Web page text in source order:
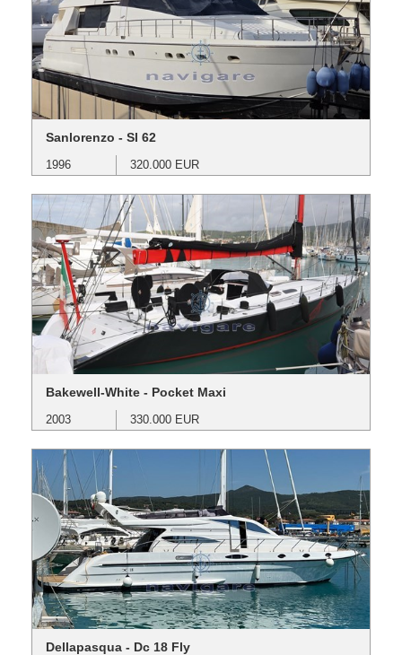
Sanlorenzo - Sl 62
1996 320.000 EUR
Bakewell-White - Pocket Maxi
2003 330.000 EUR
Dellapasqua - Dc 18 Fly